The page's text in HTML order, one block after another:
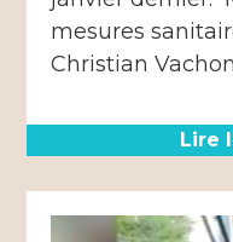
mesures
Christian
Lire